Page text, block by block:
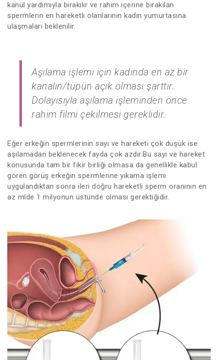
kanül yardımıyla bırakılır ve rahim içerine bırakılan
spermlerin en hareketli olanlarının kadın yumurtasına
ulaşmaları beklenilir.
Aşılama işlemi için kadında en az bir
kanalın/tüpün açık olması şarttır.
Dolayısıyla aşılama işleminden önce
rahim filmi çekilmesi gereklidir.
Eğer erkeğin spermlerinin sayı ve hareketi çok düşük ise
aşılamadan beklenecek fayda çok azdır.Bu sayı ve hareket
konusunda tam bir fikir birliği olmasa da genellikle kabul
gören görüş erkeğin spermlerine yıkama işlemi
uygulandıktan sonra ileri doğru hareketli sperm oranının en
az mlde 1 milyonun üstünde olması gerektiğidir.